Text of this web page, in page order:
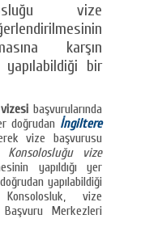
vize
karşın
yapılabildiği bir
başvurularında
doğrudan İngiltere
vize başvurusu
vize
yapıldığı yer
yapılabildiği
vize
Merkezleri